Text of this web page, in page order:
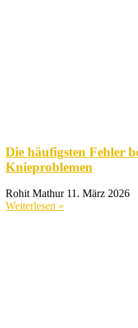
Die häufigsten Fehler
Knieproblemen
Rohit Mathur 11. März 2026
Weiterlesen »